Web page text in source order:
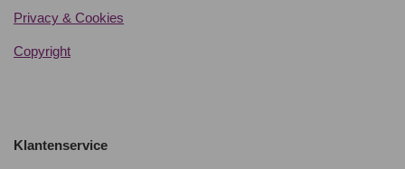
Privacy & Cookies
Copyright
Klantenservice